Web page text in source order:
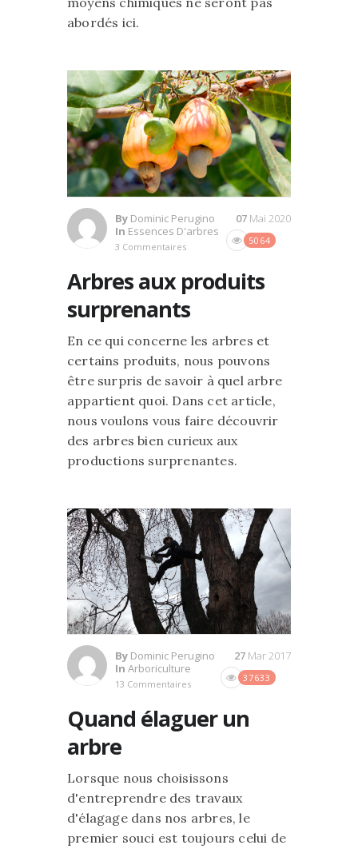
abordés ici.
By Dominic Perugino
In Essences D'arbres
3 Commentaires
5064
07 Mai 2020
Arbres aux produits
surprenants
En ce qui concerne les arbres et
certains produits, nous pouvons
être surpris de savoir à quel arbre
appartient quoi. Dans cet article,
nous voulons vous faire découvrir
des arbres bien curieux aux
productions surprenantes.
By Dominic Perugino
In Arboriculture
13 Commentaires
37633
27 Mar 2017
Quand élaguer un
arbre
Lorsque nous choisissons
d'entreprendre des travaux
d'élagage dans nos arbres, le
premier souci est toujours celui de